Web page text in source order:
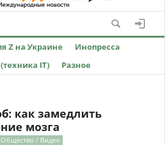
Z на Украине
Инопресса
IT) Разное
как замедлить
мозга
/ Видео